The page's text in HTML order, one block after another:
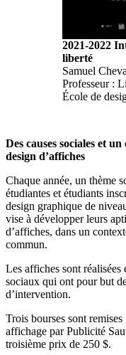
2021-2022
liberté
Samuel
Professeur :
École de
Des causes sociales et
design d’affiches
Chaque année, un thème
étudiantes et étudiants
design graphique de
vise à développer leurs
d’affiches, dans un
commun.
Les affiches sont
sociaux qui ont pour but
d’intervention.
Trois bourses sont
affichage par Publicité
troisième prix de 250 $.